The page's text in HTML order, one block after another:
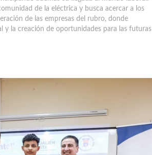
de la eléctrica y busca acercar a los
de las empresas del rubro, donde
y la creación de oportunidades para las futuras